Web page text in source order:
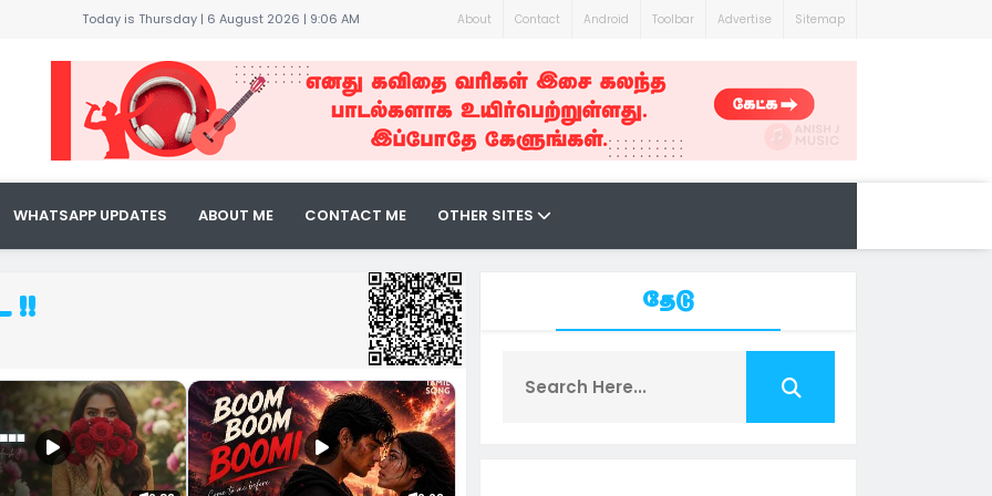
!
Today is Thursday | 6 August 2026 | 9:06 AM About Contact Android Toolbar Advertise Sitemap
WHATSAPP UPDATES ABOUT ME CONTACT ME OTHER SITES
!! தேடு